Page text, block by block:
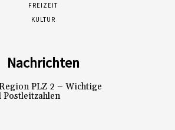
FREIZEIT
KULTUR
Nachrichten
PLZ 2 – Wichtige